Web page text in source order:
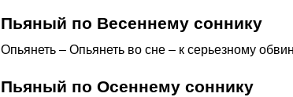
Пьяный по Весеннему соннику
Опьянеть – Опьянеть во сне – к серьезному
Пьяный по Осеннему соннику